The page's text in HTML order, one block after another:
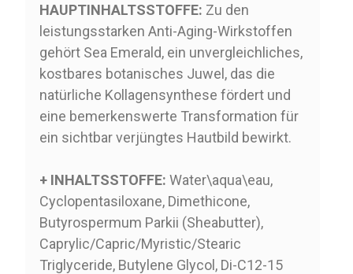
HAUPTINHALTSSTOFFE: Zu den
leistungsstarken Anti-Aging-Wirkstoffen
gehört Sea Emerald, ein unvergleichliches,
kostbares botanisches Juwel, das die
natürliche Kollagensynthese fördert und
eine bemerkenswerte Transformation für
ein sichtbar verjüngtes Hautbild bewirkt.
+ INHALTSSTOFFE: Water\aqua\eau,
Cyclopentasiloxane, Dimethicone,
Butyrospermum Parkii (Sheabutter),
Caprylic/Capric/Myristic/Stearic
Triglyceride, Butylene Glycol, Di-C12-15